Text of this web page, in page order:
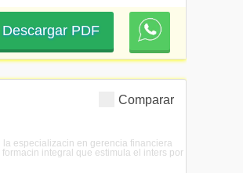
Descargar PDF
Comparar
especializacin en gerencia financiera
integral que estimula el inters por